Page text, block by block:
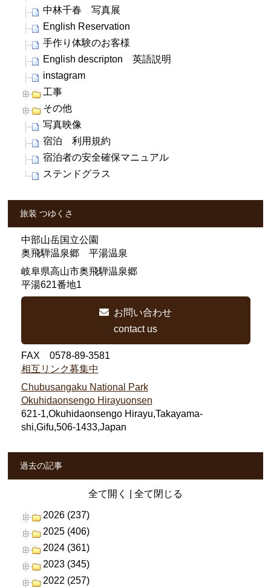
中林千春 写真展
English Reservation
手作り体験のお客様
English descripton 英語説明
instagram
工事
その他
写真映像
宿泊 利用規約
宿泊者の安全確保マニュアル
ステンドグラス
旅装 つゆくさ
中部山岳国立公園
奥飛騨温泉郷 平湯温泉
岐阜県高山市奥飛騨温泉郷
平湯621番地1
お問い合わせ
contact us
FAX 0578-89-3581
相互リンク募集中
Chubusangaku National Park
Okuhidaonsengo Hirayuonsen
621-1,Okuhidaonsengo Hirayu,Takayama-
shi,Gifu,506-1433,Japan
過去の記事
全て開く 全て閉じる
2026 (237)
2025 (406)
2024 (361)
2023 (345)
2022 (257)